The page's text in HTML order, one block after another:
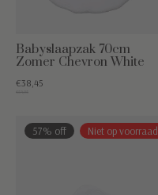
Babyslaapzak 70cm
Zomer Chevron White
€38,45
€54,95
57% off Niet op voorraad